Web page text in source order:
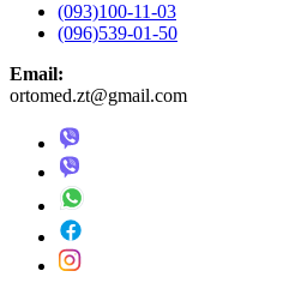
(093)100-11-03
(096)539-01-50
Email:
ortomed.zt@gmail.com